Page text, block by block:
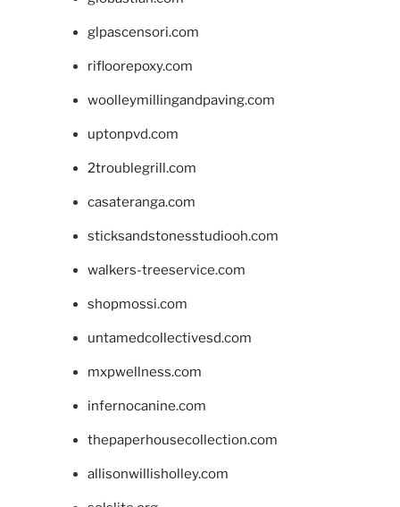
glpascensori.com
rifloorepoxy.com
woolleymillingandpaving.com
uptonpvd.com
2troublegrill.com
casateranga.com
sticksandstonesstudiooh.com
walkers-treeservice.com
shopmossi.com
untamedcollectivesd.com
mxpwellness.com
infernocanine.com
thepaperhousecollection.com
allisonwillisholley.com